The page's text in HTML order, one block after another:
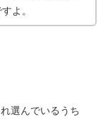
よ。
選んでいるうち